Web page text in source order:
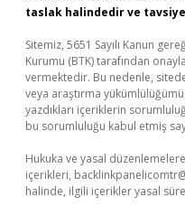
taslak halindedir ve
Sitemiz, 5651 Sayılı Kanun
Kurumu (BTK) tarafından
vermektedir. Bu nedenle,
veya araştırma
yazdıkları içeriklerin
bu sorumluluğu kabul etmiş
Hukuka ve yasal
içerikleri,
halinde, ilgili içerikler yasal